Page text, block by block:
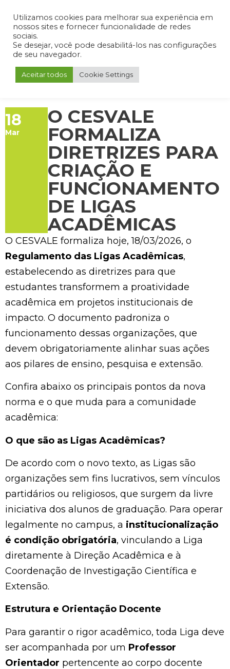
Admin Portal do Aluno Portal do Professor Portal do Coordenador
18
Mar
O CESVALE
FORMALIZA
DIRETRIZES PARA
CRIAÇÃO E
FUNCIONAMENTO
DE LIGAS
ACADÊMICAS
O CESVALE formaliza hoje, 18/03/2026, o
Regulamento das Ligas Acadêmicas,
estabelecendo as diretrizes para que
estudantes transformem a proatividade
acadêmica em projetos institucionais de
impacto. O documento padroniza o
funcionamento dessas organizações, que
devem obrigatoriamente alinhar suas ações
aos pilares de ensino, pesquisa e extensão.
Confira abaixo os principais pontos da nova
norma e o que muda para a comunidade
acadêmica:
O que são as Ligas Acadêmicas?
De acordo com o novo texto, as Ligas são
organizações sem fins lucrativos, sem vínculos
partidários ou religiosos, que surgem da livre
iniciativa dos alunos de graduação. Para operar
legalmente no campus, a institucionalização
é condição obrigatória, vinculando a Liga
diretamente à Direção Acadêmica e à
Coordenação de Investigação Científica e
Extensão.
Estrutura e Orientação Docente
Para garantir o rigor acadêmico, toda Liga deve
ser acompanhada por um Professor
Orientador pertencente ao corpo docente
Utilizamos cookies para melhorar sua experiência em
nossos sites e fornecer funcionalidade de redes
sociais.
Se desejar, você pode desabilitá-los nas configurações
de seu navegador.
Aceitar todos Cookie Settings